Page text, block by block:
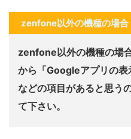
zenfone以外の機種の場合
zenfone以外の機種の場
から「Googleアプリの表
などの項目があると思う
て下さい。